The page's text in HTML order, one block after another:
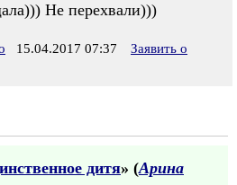
Не перехвали)))
15.04.2017 07:37
Заявить о
дитя» (Арина